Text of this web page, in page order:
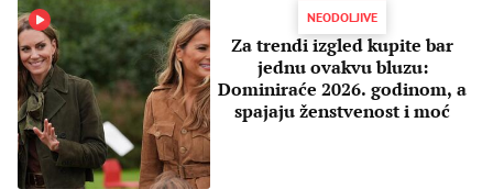
NEODOLJIVE
Za trendi izgled kupite bar
jednu ovakvu bluzu:
Dominiraće 2026. godinom, a
spajaju ženstvenost i moć